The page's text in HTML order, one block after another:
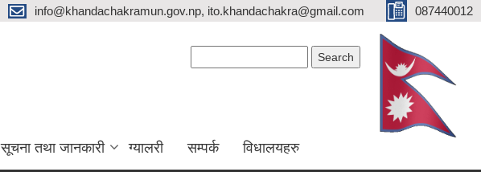
info@khandachakramun.gov.np, ito.khandachakra@gmail.com 087440012
सूचना तथा जानकारी ग्यालरी सम्पर्क विधालयहरु